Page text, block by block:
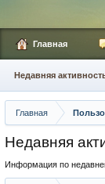
Главная
Недавняя
Информация по
Главная
Недавняя